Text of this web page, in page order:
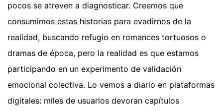
pocos se atreven a diagnosticar. Creemos que
consumimos estas historias para evadirnos de la
realidad, buscando refugio en romances tortuosos o
dramas de época, pero la realidad es que estamos
participando en un experimento de validación
emocional colectiva. Lo vemos a diario en plataformas
digitales: miles de usuarios devoran capítulos